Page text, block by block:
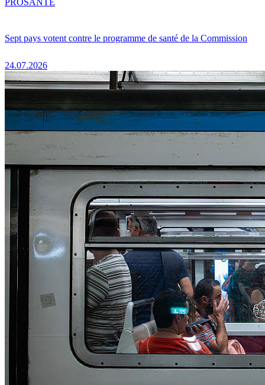
Sept pays votent contre le programme de santé de la Commission
24.07.2026
PROSANTÉ